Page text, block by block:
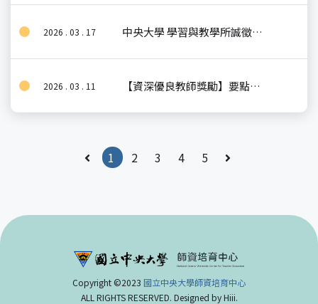
2026 . 03 . 17 中央大學 學習與教學所誠徵 教育部115-116年AI Di+實驗方案（延續數位學伴計畫） 專任助理
2026 . 03 . 11 【資深優良教師獎勵】要點說明
1 2 3 4 5
Copyright ©2023 國立中央大學師資培育中心
ALL RIGHTS RESERVED. Designed byHiii.